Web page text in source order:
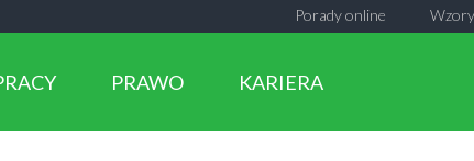
Wzory
Porady online
PRAWO KARIERA